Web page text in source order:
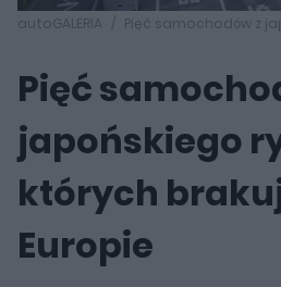
autoGALERIA
Pięć
japońskiego
których
Europie